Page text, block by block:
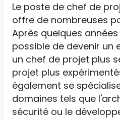
Le poste de chef de
offre de nombreuses
Après quelques
possible de devenir un
un chef de projet plus
projet plus
également se
domaines tels que
sécurité ou le